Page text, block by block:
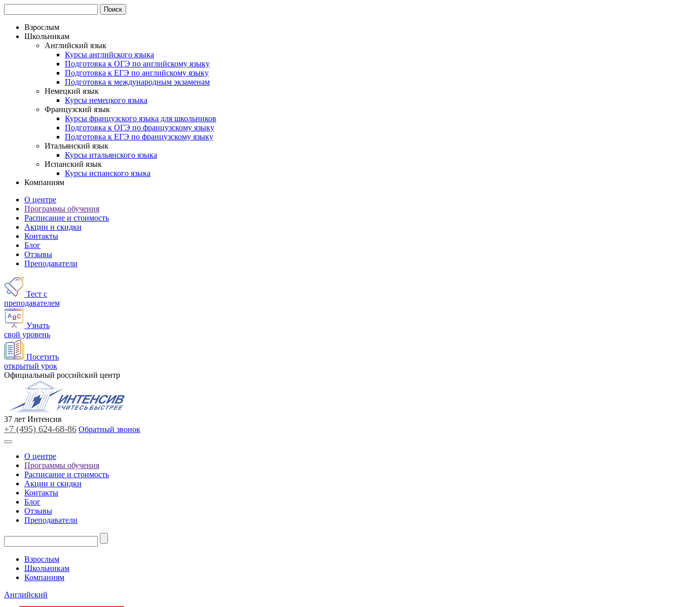
Взрослым
Школьникам
Английский язык
Курсы английского языка
Подготовка к ОГЭ по английскому языку
Подготовка к ЕГЭ по английскому языку
Подготовка к международным экзаменам
Немецкий язык
Курсы немецкого языка
Французский язык
Курсы французского языка для школьников
Подготовка к ОГЭ по французскому языку
Подготовка к ЕГЭ по французскому языку
Итальянский язык
Курсы итальянского языка
Испанский язык
Курсы испанского языка
Компаниям
О центре
Программы обучения
Расписание и стоимость
Акции и скидки
Контакты
Блог
Отзывы
Преподаватели
Тест с
преподавателем
Узнать
свой уровень
Посетить
открытый урок
Официальный российский центр
37 лет Интенсив
+7 (495) 624-68-86 Обратный звонок
О центре
Программы обучения
Расписание и стоимость
Акции и скидки
Контакты
Блог
Отзывы
Преподаватели
Взрослым
Школьникам
Компаниям
Английский